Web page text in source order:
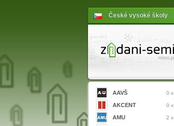
České vysoké školy
AAVŠ 0 x
AKCENT 0 x
AMU 2 x